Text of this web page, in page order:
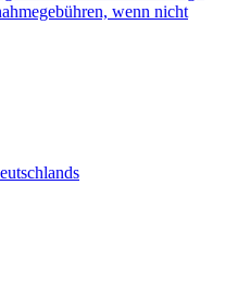
wenn nicht